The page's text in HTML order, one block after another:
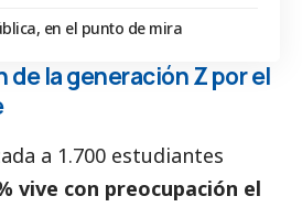
en el punto de mira
de la generación Z por el
a 1.700 estudiantes
vive con preocupación el